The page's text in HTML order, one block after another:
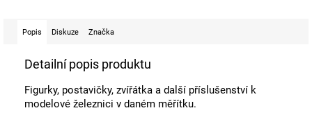
Popis Diskuze Značka
Detailní popis produktu
Figurky, postavičky, zvířátka a další příslušenství k
modelové železnici v daném měřítku.